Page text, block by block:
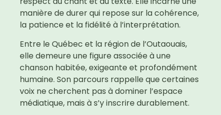
manière de durer qui repose sur la cohérence,
la patience et la fidélité à l’interprétation.
Entre le Québec et la région de l’Outaouais,
elle demeure une figure associée à une
chanson habitée, exigeante et profondément
humaine. Son parcours rappelle que certaines
voix ne cherchent pas à dominer l’espace
médiatique, mais à s’y inscrire durablement.